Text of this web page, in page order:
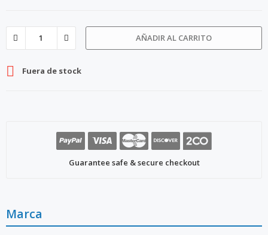
AÑADIR AL CARRITO
 Fuera de stock
Guarantee safe & secure checkout
Marca